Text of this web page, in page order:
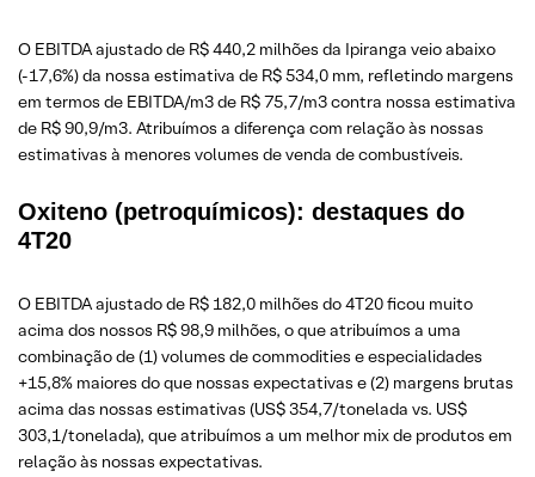
O EBITDA ajustado de R$ 440,2 milhões da Ipiranga veio abaixo
(-17,6%) da nossa estimativa de R$ 534,0 mm, refletindo margens
em termos de EBITDA/m3 de R$ 75,7/m3 contra nossa estimativa
de R$ 90,9/m3. Atribuímos a diferença com relação às nossas
estimativas à menores volumes de venda de combustíveis.
Oxiteno (petroquímicos): destaques do
4T20
O EBITDA ajustado de R$ 182,0 milhões do 4T20 ficou muito
acima dos nossos R$ 98,9 milhões, o que atribuímos a uma
combinação de (1) volumes de commodities e especialidades
+15,8% maiores do que nossas expectativas e (2) margens brutas
acima das nossas estimativas (US$ 354,7/tonelada vs. US$
303,1/tonelada), que atribuímos a um melhor mix de produtos em
relação às nossas expectativas.